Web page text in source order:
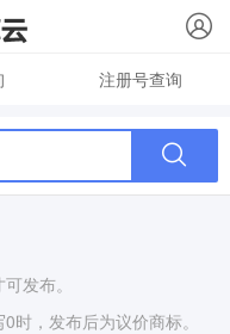
注册号查询
发布。
时，发布后为议价商标。